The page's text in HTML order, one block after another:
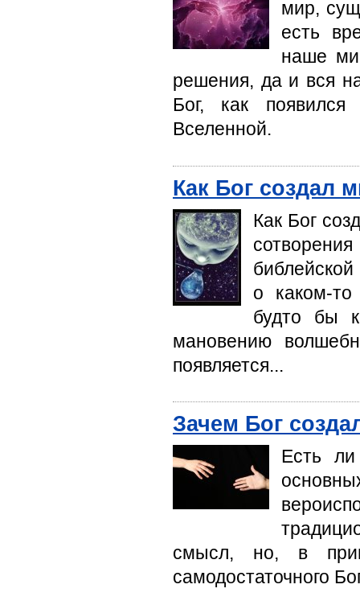
мир,
есть
наше
решения, да и вся
Бог, как
Вселенной.
Как Бог создал
Как Бог
о каком-
будто бы
мановению
появляется...
Зачем Бог
Есть
смысл, но, в
самодостаточного